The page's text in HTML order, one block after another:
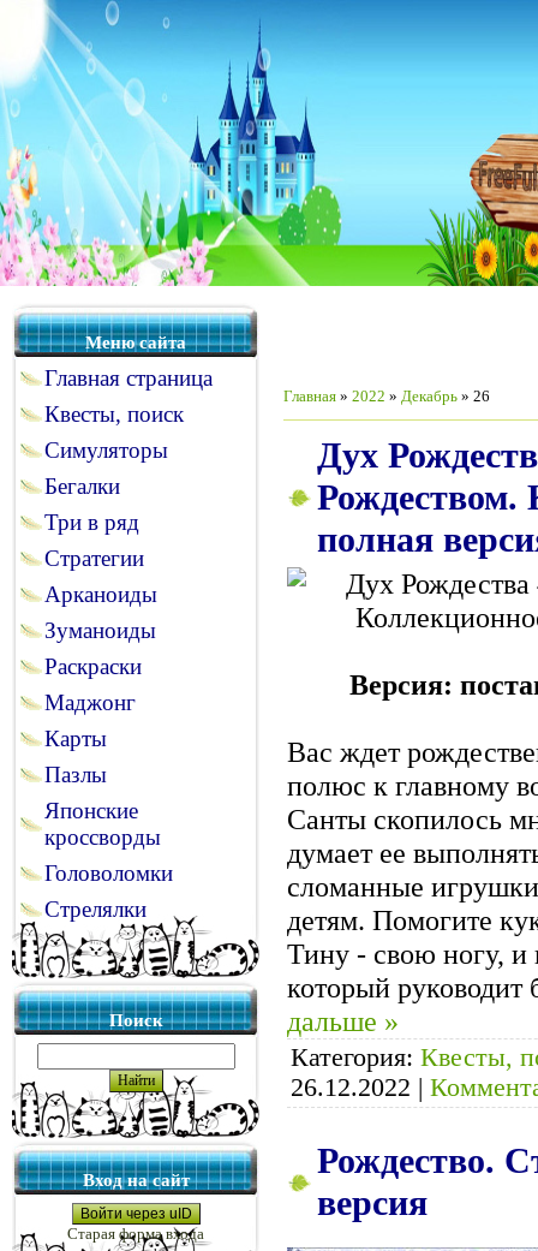
Меню сайта
Главная страница
Квесты, поиск
Симуляторы
Бегалки
Три в ряд
Стратегии
Арканоиды
Зуманоиды
Раскраски
Маджонг
Карты
Пазлы
Японские
кроссворды
Головоломки
Стрелялки
Поиск
Вход на сайт
Войти через uID
Старая форма входа
Главная » 2022 » Декабрь » 26
Дух
Рождеством.
полная
Версия:
Вас ждет
полюс к главному
Санты скопилось
думает ее
сломанные
детям. Помогите
Тину - свою ногу, и
который
дальше »
Категория: Квесты,
26.12.2022 |
Рождество.
версия